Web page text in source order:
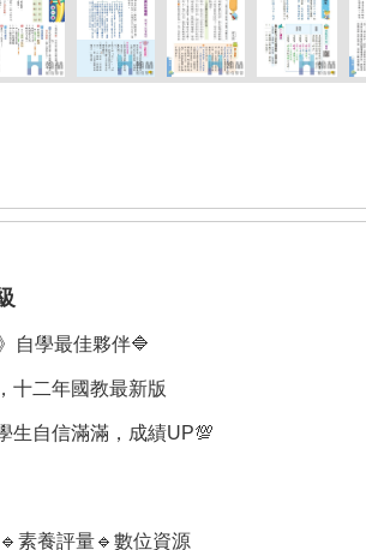
自學最佳夥伴🔷
十二年國教最新版
生自信滿滿，成績UP💯
素養評量🔹數位資源